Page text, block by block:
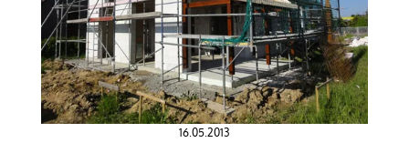
16.05.2013